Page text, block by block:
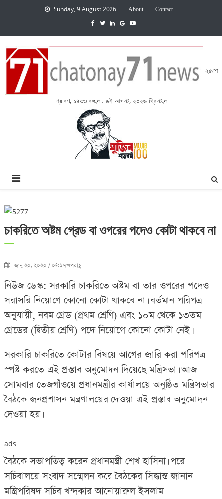
Sunday, 9 August 2026 About Contact
২৫শে
শ্রাবণ, ১৪৩৩ বঙ্গাব্দ . ৯ই আগস্ট, ২০২৬ খ্রিস্টাব্দ
চাকরিতে অষ্টম গ্রেড বা ওপরের পদেও কোটা থাকবে না
জানু ২০, ২০২০ / ০৪:১৭অপরাহ্ণ
নিউজ ডেস্ক: সরকারি চাকরিতে অষ্টম বা তার ওপরের পদেও
সরাসরি নিয়োগে কোনো কোটা থাকবে না। বর্তমান পরিপত্র
অনুযায়ী, নবম গ্রেড (প্রথম শ্রেণি) এবং ১০ম থেকে ১৩তম
গ্রেডের (দ্বিতীয় শ্রেণি) পদে নিয়োগে কোনো কোটা নেই।
সরকারি চাকরিতে কোটার বিষয়ে আগের জারি করা পরিপত্র
স্পষ্ট করতে এই প্রস্তাব অনুমোদন দিয়েছে মন্ত্রিসভা। আজ
সোমবার তেজগাঁওয়ে প্রধানমন্ত্রীর কার্যালয়ে অনুষ্ঠিত মন্ত্রিসভার
বৈঠকে জনপ্রশাসন মন্ত্রণালয়ের দেওয়া এই প্রস্তাব অনুমোদন
দেওয়া হয়।
ads
বৈঠকে সভাপতিত্ব করেন প্রধানমন্ত্রী শেখ হাসিনা। পরে
সচিবালয়ে সংবাদ সম্মেলন করে বৈঠকের সিদ্ধান্ত জানান
মন্ত্রিপরিষদ সচিব খন্দকার আনোয়ারুল ইসলাম।